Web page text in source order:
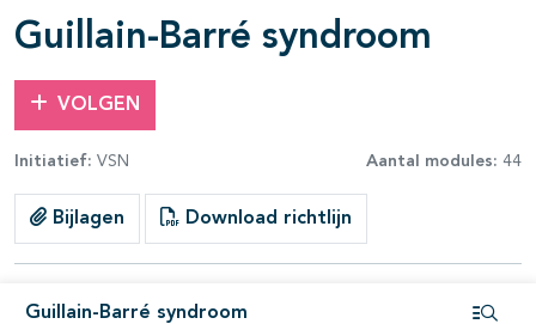
Guillain-Barré syndroom
VOLGEN
Initiatief: VSN Aantal modules: 44
Bijlagen Download richtlijn
Guillain-Barré syndroom
open- en dichtklappen